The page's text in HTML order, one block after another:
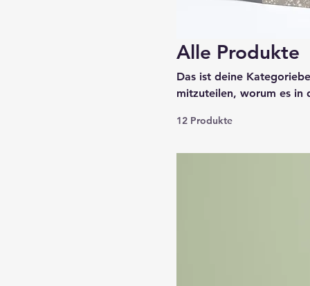
Alle Produkte
Das ist deine
mitzuteilen, worum es in
12 Produkte